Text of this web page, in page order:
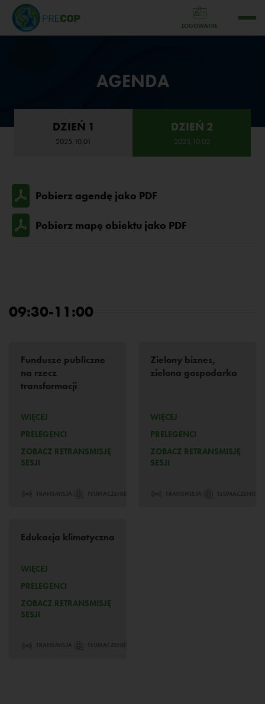
LOGOWANIE
AGENDA
DZIEŃ 1
2025.10.01
DZIEŃ 2
2025.10.02
Pobierz agendę jako PDF
Pobierz mapę obiektu jako PDF
09:30-11:00
Fundusze publiczne
na rzecz
transformacji
WIĘCEJ
PRELEGENCI
ZOBACZ RETRANSMISJĘ
SESJI
Zielony biznes,
zielona gospodarka
WIĘCEJ
PRELEGENCI
ZOBACZ RETRANSMISJĘ
SESJI
Edukacja klimatyczna
WIĘCEJ
PRELEGENCI
ZOBACZ RETRANSMISJĘ
SESJI